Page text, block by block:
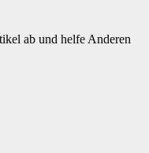
ab und helfe Anderen